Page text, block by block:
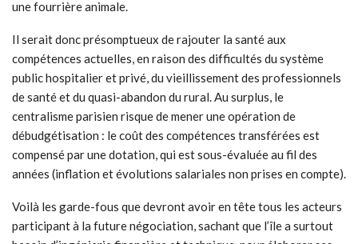
une fourrière animale.
Il serait donc présomptueux de rajouter la santé aux
compétences actuelles, en raison des difficultés du système
public hospitalier et privé, du vieillissement des professionnels
de santé et du quasi-abandon du rural. Au surplus, le
centralisme parisien risque de mener une opération de
débudgétisation : le coût des compétences transférées est
compensé par une dotation, qui est sous-évaluée au fil des
années (inflation et évolutions salariales non prises en compte).
Voilà les garde-fous que devront avoir en tête tous les acteurs
participant à la future négociation, sachant que l’île a surtout